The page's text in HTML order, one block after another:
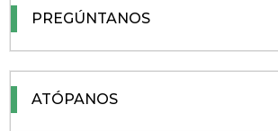
PREGÚNTANOS
ATÓPANOS